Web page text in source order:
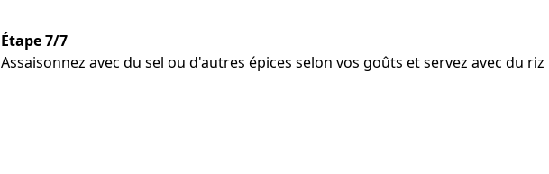
Étape 7/7
Assaisonnez avec du sel ou d'autres épices selon vos goûts et servez avec du